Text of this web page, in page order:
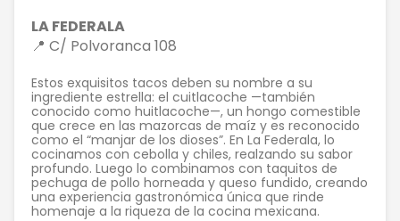
LA FEDERALA
📍 C/ Polvoranca 108
Estos exquisitos tacos deben su nombre a su
ingrediente estrella: el cuitlacoche —también
conocido como huitlacoche—, un hongo comestible
que crece en las mazorcas de maíz y es reconocido
como el “manjar de los dioses”. En La Federala, lo
cocinamos con cebolla y chiles, realzando su sabor
profundo. Luego lo combinamos con taquitos de
pechuga de pollo horneada y queso fundido, creando
una experiencia gastronómica única que rinde
homenaje a la riqueza de la cocina mexicana.